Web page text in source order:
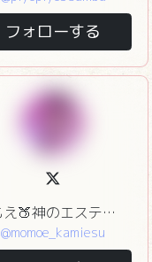
フォローする
ももえ🍑神のエステ💆🏼🫧
@momoe_kamiesu